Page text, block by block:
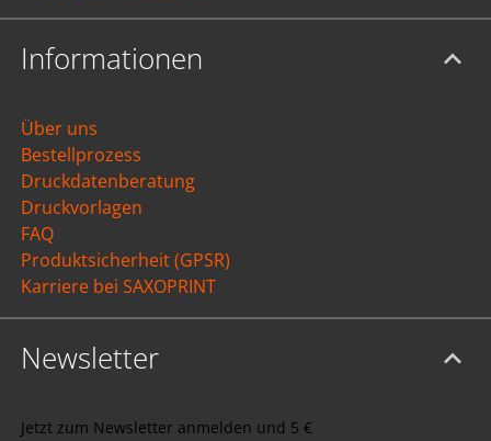
Informationen
Über uns
Bestellprozess
Druckdatenberatung
Druckvorlagen
FAQ
Produktsicherheit (GPSR)
Karriere bei SAXOPRINT
Newsletter
Jetzt zum Newsletter anmelden und 5 €